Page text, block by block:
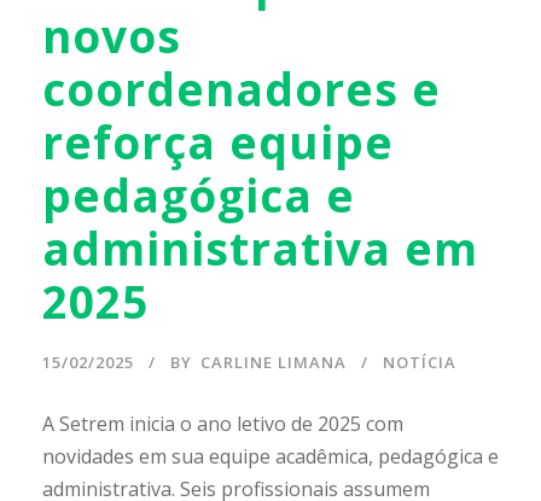
novos
coordenadores e
reforça equipe
pedagógica e
administrativa em
2025
15/02/2025 BY CARLINE LIMANA NOTÍCIA
A Setrem inicia o ano letivo de 2025 com
novidades em sua equipe acadêmica, pedagógica e
administrativa. Seis profissionais assumem